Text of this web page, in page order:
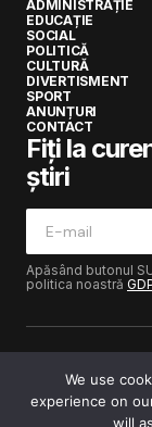
ADMINISTRAȚIE
EDUCAȚIE
SOCIAL
POLITICĂ
CULTURĂ
DIVERTISMENT
SPORT
ANUNȚURI
CONTACT
Fiți la
știri
Apăsând butonul
politica noastră
Copyright © 2017-
rezervate ·
We use
experience on
will